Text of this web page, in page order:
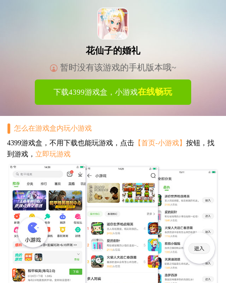
花仙子的婚礼
暂时没有该游戏的手机版本哦~
下载4399游戏盒，小游戏在线畅玩
怎么在游戏盒内玩小游戏
4399游戏盒，不用下载也能玩游戏，点击【首页-小游戏】 按钮，找
到游戏， 立即玩游戏